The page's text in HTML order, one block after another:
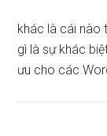
khác là cái nào
gì là sự khác
ưu cho các